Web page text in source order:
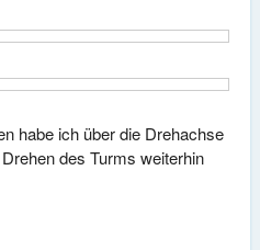
habe ich über die Drehachse
des Turms weiterhin